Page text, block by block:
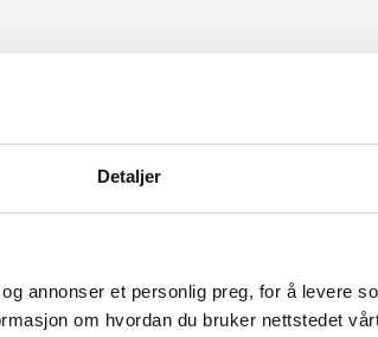
Detaljer
annonser et personlig preg, for å levere
om hvordan du bruker nettstedet
Brannskyveport